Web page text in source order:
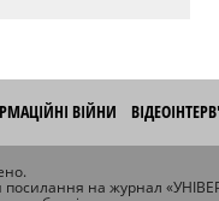
ВІЙНИ
посилання на журнал